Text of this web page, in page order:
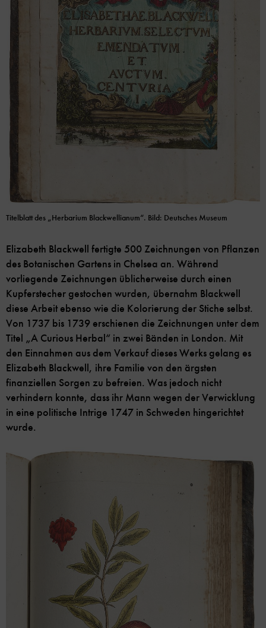
Titelblatt des „Herbarium Blackwellianum“. Bild: Deutsches Museum
Elizabeth Blackwell fertigte 500 Zeichnungen von Pflanzen
des Botanischen Gartens in Chelsea an. Während
vorliegende Zeichnungen üblicherweise durch einen
Kupferstecher gestochen wurden, übernahm Blackwell
diese Arbeit ebenso wie die Kolorierung der Stiche selbst.
Von 1737 bis 1739 erschienen die Zeichnungen unter dem
Titel „A Curious Herbal“ in zwei Bänden in London. Mit
den Einnahmen aus dem Verkauf dieses Werks gelang es
Elizabeth Blackwell, ihre Familie von den ärgsten
finanziellen Sorgen zu befreien. Was jedoch nicht
verhindern konnte, dass ihr Mann wegen der Verwicklung
in eine politische Intrige 1747 in Schweden hingerichtet
wurde.